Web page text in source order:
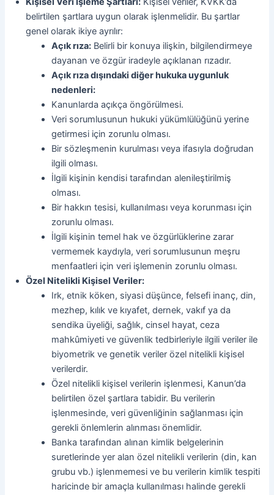
belirtilen şartlara uygun olarak işlenmelidir. Bu şartlar
genel olarak ikiye ayrılır:
Açık rıza: Belirli bir konuya ilişkin, bilgilendirmeye
dayanan ve özgür iradeyle açıklanan rızadır.
Açık rıza dışındaki diğer hukuka uygunluk
nedenleri:
Kanunlarda açıkça öngörülmesi.
Veri sorumlusunun hukuki yükümlülüğünü yerine
getirmesi için zorunlu olması.
Bir sözleşmenin kurulması veya ifasıyla doğrudan
ilgili olması.
İlgili kişinin kendisi tarafından alenileştirilmiş
olması.
Bir hakkın tesisi, kullanılması veya korunması için
zorunlu olması.
İlgili kişinin temel hak ve özgürlüklerine zarar
vermemek kaydıyla, veri sorumlusunun meşru
menfaatleri için veri işlemenin zorunlu olması.
Özel Nitelikli Kişisel Veriler:
Irk, etnik köken, siyasi düşünce, felsefi inanç, din,
mezhep, kılık ve kıyafet, dernek, vakıf ya da
sendika üyeliği, sağlık, cinsel hayat, ceza
mahkûmiyeti ve güvenlik tedbirleriyle ilgili veriler ile
biyometrik ve genetik veriler özel nitelikli kişisel
verilerdir.
Özel nitelikli kişisel verilerin işlenmesi, Kanun’da
belirtilen özel şartlara tabidir. Bu verilerin
işlenmesinde, veri güvenliğinin sağlanması için
gerekli önlemlerin alınması önemlidir.
Banka tarafından alınan kimlik belgelerinin
suretlerinde yer alan özel nitelikli verilerin (din, kan
grubu vb.) işlenmemesi ve bu verilerin kimlik tespiti
haricinde bir amaçla kullanılması halinde gerekli